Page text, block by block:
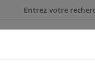
Je cherche